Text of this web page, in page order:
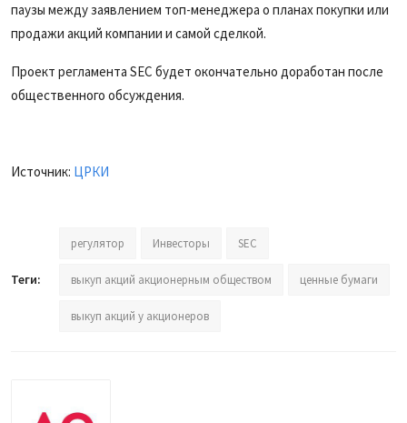
паузы между заявлением топ-менеджера о планах покупки или
продажи акций компании и самой сделкой.
Проект регламента SEC будет окончательно доработан после
общественного обсуждения.
Источник: ЦРКИ
Теги:
регулятор Инвесторы SEC
выкуп акций акционерным обществом ценные бумаги
выкуп акций у акционеров